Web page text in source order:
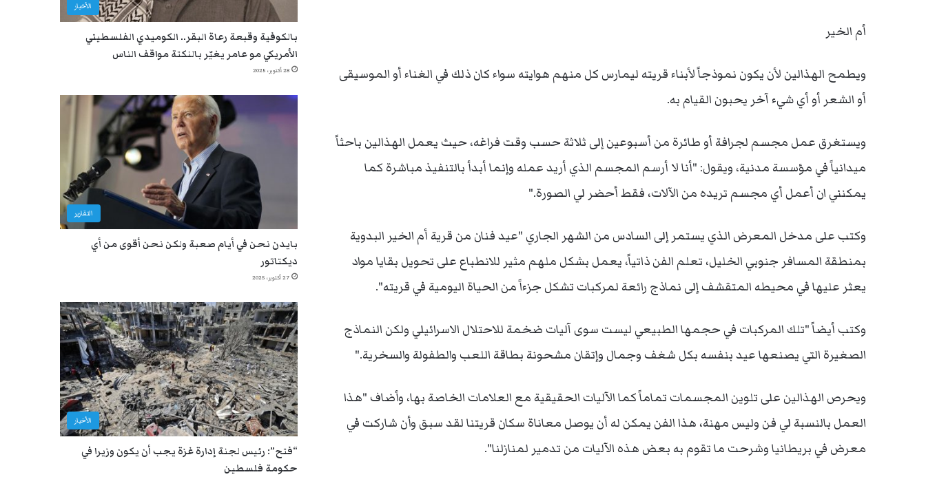
أم الخير
ويطمح الهذالين لأن يكون نموذجاً لأبناء قريته ليمارس كل منهم هوايته سواء كان ذلك في الغناء أو الموسيقى
أو الشعر أو أي شيء آخر يحبون القيام به.
ويستغرق عمل مجسم لجرافة أو طائرة من أسبوعين إلى ثلاثة حسب وقت فراغه، حيث يعمل الهذالين باحثاً
ميدانياً في مؤسسة مدنية، ويقول: "أنا لا أرسم المجسم الذي أريد عمله وإنما أبدأ بالتنفيذ مباشرة كما
يمكنني ان أعمل أي مجسم تريده من الآلات، فقط أحضر لي الصورة."
وكتب على مدخل المعرض الذي يستمر إلى السادس من الشهر الجاري "عيد فنان من قرية أم الخير البدوية
بمنطقة المسافر جنوبي الخليل، تعلم الفن ذاتياً، يعمل بشكل ملهم مثير للانطباع على تحويل بقايا مواد
يعثر عليها في محيطه المتقشف إلى نماذج رائعة لمركبات تشكل جزءاً من الحياة اليومية في قريته".
وكتب أيضاً "تلك المركبات في حجمها الطبيعي ليست سوى آليات ضخمة للاحتلال الاسرائيلي ولكن النماذج
الصغيرة التي يصنعها عيد بنفسه بكل شغف وجمال وإتقان مشحونة بطاقة اللعب والطفولة والسخرية."
ويحرص الهذالين على تلوين المجسمات تماماً كما الآليات الحقيقية مع العلامات الخاصة بها، وأضاف "هذا
العمل بالنسبة لي فن وليس مهنة، هذا الفن يمكن له أن يوصل معاناة سكان قريتنا لقد سبق وأن شاركت في
معرض في بريطانيا وشرحت ما تقوم به بعض هذه الآليات من تدمير لمنازلنا".
الأخبار
بالكوفية وقبعة رعاة البقر.. الكوميدي الفلسطيني
الأمريكي مو عامر يغيّر بالنكتة مواقف الناس
28 أكتوبر، 2025
التقارير
بايدن نحن في أيام صعبة ولكن نحن أقوى من أي
ديكتاتور
27 أكتوبر، 2025
الأخبار
“فتح”: رئيس لجنة إدارة غزة يجب أن يكون وزيرا في
حكومة فلسطين